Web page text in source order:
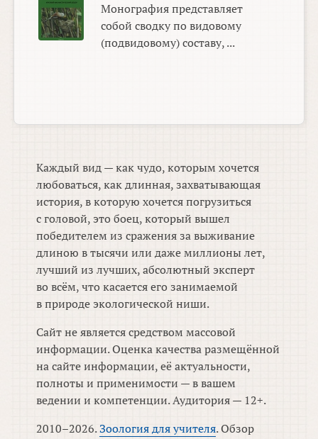
Монография представляет
собой сводку по видовому
(подвидовому) составу, ...
Каждый вид — как чудо, которым хочется
любоваться, как длинная, захватывающая
история, в которую хочется погрузиться
с головой, это боец, который вышел
победителем из сражения за выживание
длиною в тысячи или даже миллионы лет,
лучший из лучших, абсолютный эксперт
во всём, что касается его занимаемой
в природе экологической ниши.
Сайт не является средством массовой
информации. Оценка качества размещённой
на сайте информации, её актуальности,
полноты и применимости — в вашем
ведении и компетенции. Аудитория — 12+.
2010–2026.Зоология для учителя. Обзор